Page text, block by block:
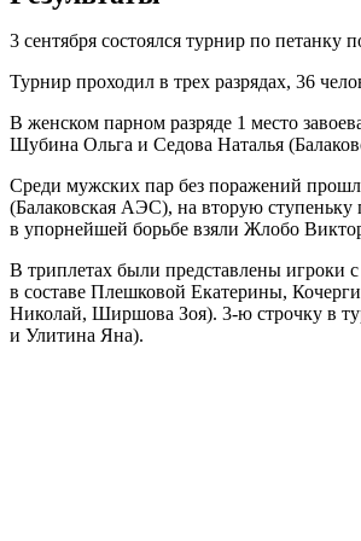
3 сентября состоялся турнир по
Турнир проходил в трех разрядах, 36
В женском парном разряде 1 место
Шубина Ольга и Седова Наталья
Среди мужских пар без поражений
(Балаковская АЭС), на вторую
в упорнейшей борьбе взяли Жлобо
В триплетах были представлены игроки
в составе Плешковой Екатерины,
Николай, Ширшова Зоя). 3-ю строчку в
и Улитина Яна).